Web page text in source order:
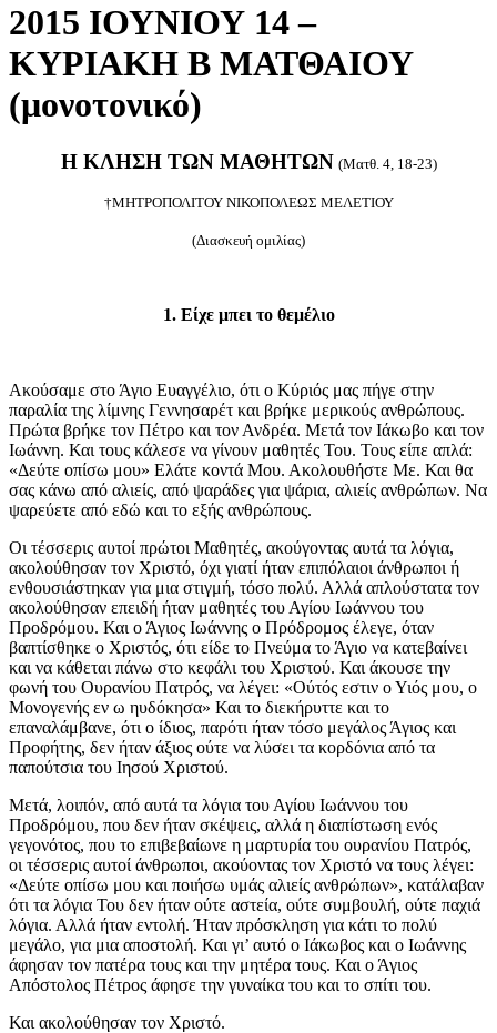
2015 ΙΟΥΝΙΟΥ 14 –
ΚΥΡΙΑΚΗ Β ΜΑΤΘΑΙΟΥ
(μονοτονικό)
Η ΚΛΗΣΗ ΤΩΝ ΜΑΘΗΤΩΝ (Ματθ. 4, 18-23)
†ΜΗΤΡΟΠΟΛΙΤΟΥ ΝΙΚΟΠΟΛΕΩΣ ΜΕΛΕΤΙΟΥ
(Διασκευή ομιλίας)
1. Είχε μπει το θεμέλιο
Ακούσαμε στο Άγιο Ευαγγέλιο, ότι ο Κύριός μας πήγε στην
παραλία της λίμνης Γεννησαρέτ και βρήκε μερικούς ανθρώπους.
Πρώτα βρήκε τον Πέτρο και τον Ανδρέα. Μετά τον Ιάκωβο και τον
Ιωάννη. Και τους κάλεσε να γίνουν μαθητές Του. Τους είπε απλά:
«Δεύτε οπίσω μου» Ελάτε κοντά Μου. Ακολουθήστε Με. Και θα
σας κάνω από αλιείς, από ψαράδες για ψάρια, αλιείς ανθρώπων. Να
ψαρεύετε από εδώ και το εξής ανθρώπους.
Οι τέσσερις αυτοί πρώτοι Μαθητές, ακούγοντας αυτά τα λόγια,
ακολούθησαν τον Χριστό, όχι γιατί ήταν επιπόλαιοι άνθρωποι ή
ενθουσιάστηκαν για μια στιγμή, τόσο πολύ. Αλλά απλούστατα τον
ακολούθησαν επειδή ήταν μαθητές του Αγίου Ιωάννου του
Προδρόμου. Και ο Άγιος Ιωάννης ο Πρόδρομος έλεγε, όταν
βαπτίσθηκε ο Χριστός, ότι είδε το Πνεύμα το Άγιο να κατεβαίνει
και να κάθεται πάνω στο κεφάλι του Χριστού. Και άκουσε την
φωνή του Ουρανίου Πατρός, να λέγει: «Ούτός εστιν ο Υιός μου, ο
Μονογενής εν ω ηυδόκησα» Και το διεκήρυττε και το
επαναλάμβανε, ότι ο ίδιος, παρότι ήταν τόσο μεγάλος Άγιος και
Προφήτης, δεν ήταν άξιος ούτε να λύσει τα κορδόνια από τα
παπούτσια του Ιησού Χριστού.
Μετά, λοιπόν, από αυτά τα λόγια του Αγίου Ιωάννου του
Προδρόμου, που δεν ήταν σκέψεις, αλλά η διαπίστωση ενός
γεγονότος, που το επιβεβαίωνε η μαρτυρία του ουρανίου Πατρός,
οι τέσσερις αυτοί άνθρωποι, ακούοντας τον Χριστό να τους λέγει:
«Δεύτε οπίσω μου και ποιήσω υμάς αλιείς ανθρώπων», κατάλαβαν
ότι τα λόγια Του δεν ήταν ούτε αστεία, ούτε συμβουλή, ούτε παχιά
λόγια. Αλλά ήταν εντολή. Ήταν πρόσκληση για κάτι το πολύ
μεγάλο, για μια αποστολή. Και γι’ αυτό ο Ιάκωβος και ο Ιωάννης
άφησαν τον πατέρα τους και την μητέρα τους. Και ο Άγιος
Απόστολος Πέτρος άφησε την γυναίκα του και το σπίτι του.
Και ακολούθησαν τον Χριστό.